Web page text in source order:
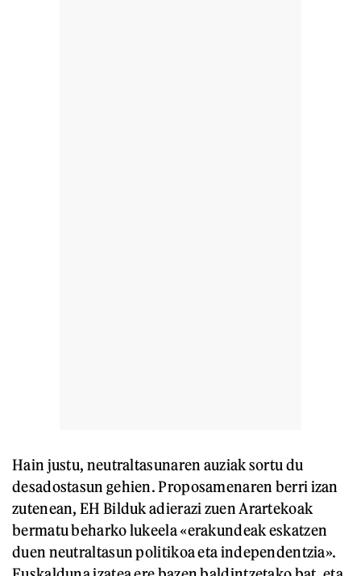
Hain justu, neutraltasunaren auziak sortu du
desadostasun gehien. Proposamenaren berri izan
zutenean, EH Bilduk adierazi zuen Arartekoak
bermatu beharko lukeela «erakundeak eskatzen
duen neutraltasun politikoa eta independentzia».